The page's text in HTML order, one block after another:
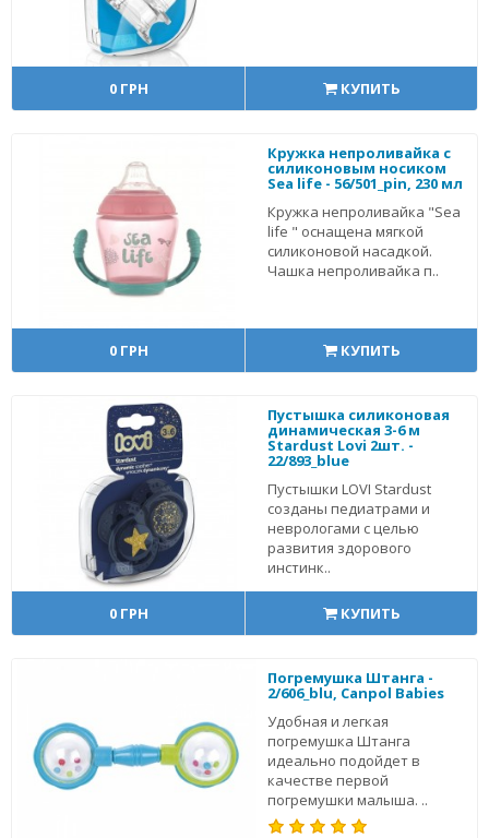
0 ГРН КУПИТЬ
Кружка непроливайка с
силиконовым носиком
Sea life - 56/501_pin, 230 мл
Кружка непроливайка "Sea
life " оснащена мягкой
силиконовой насадкой.
Чашка непроливайка п..
0 ГРН КУПИТЬ
Пустышка силиконовая
динамическая 3-6 м
Stardust Lovi 2шт. -
22/893_blue
Пустышки LOVI Stardust
созданы педиатрами и
неврологами с целью
развития здорового
инстинк..
0 ГРН КУПИТЬ
Погремушка Штанга -
2/606_blu, Canpol Babies
Удобная и легкая
погремушка Штанга
идеально подойдет в
качестве первой
погремушки малыша. ..